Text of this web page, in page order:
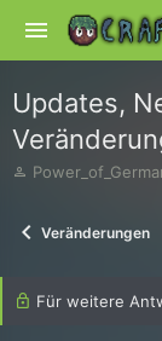
Updates,
E
Veränderungen
Für weitere